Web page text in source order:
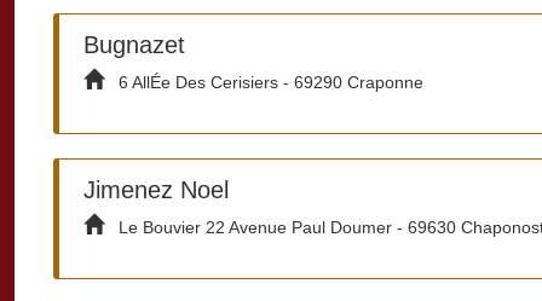
Bugnazet
6 AllÉe Des Cerisiers - 69290 Craponne
Jimenez Noel
Le Bouvier 22 Avenue Paul Doumer - 69630